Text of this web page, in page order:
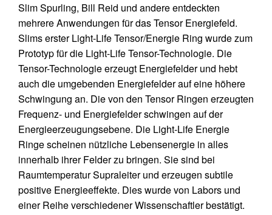
Slim Spurling, Bill Reid und andere entdeckten
mehrere Anwendungen für das Tensor Energiefeld.
Slims erster Light-Life Tensor/Energie Ring wurde zum
Prototyp für die Light-Life Tensor-Technologie. Die
Tensor-Technologie erzeugt Energiefelder und hebt
auch die umgebenden Energiefelder auf eine höhere
Schwingung an. Die von den Tensor Ringen erzeugten
Frequenz- und Energiefelder schwingen auf der
Energieerzeugungsebene. Die Light-Life Energie
Ringe scheinen nützliche Lebensenergie in alles
innerhalb ihrer Felder zu bringen. Sie sind bei
Raumtemperatur Supraleiter und erzeugen subtile
positive Energieeffekte. Dies wurde von Labors und
einer Reihe verschiedener Wissenschaftler bestätigt.